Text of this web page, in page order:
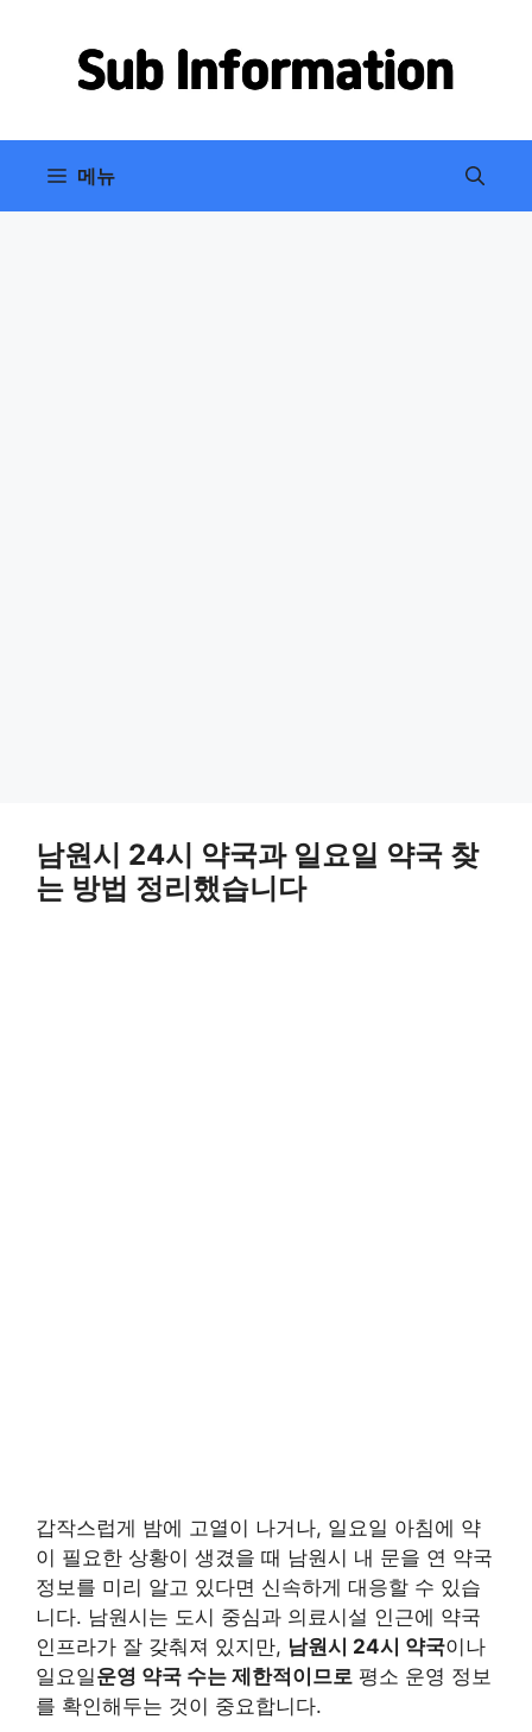
메뉴
남원시 24시 약국과 일요일 약국 찾
는 방법 정리했습니다
갑작스럽게 밤에 고열이 나거나, 일요일 아침에 약
이 필요한 상황이 생겼을 때 남원시 내 문을 연 약국
정보를 미리 알고 있다면 신속하게 대응할 수 있습
니다. 남원시는 도시 중심과 의료시설 인근에 약국
인프라가 잘 갖춰져 있지만, 남원시 24시 약국이나
일요일운영 약국 수는 제한적이므로 평소 운영 정보
를 확인해두는 것이 중요합니다.